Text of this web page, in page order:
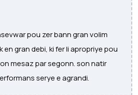
pou zer bann gran volim
gran debi, ki fer li apropriye pou
mesaz par segonn. son natir
serye e agrandi.